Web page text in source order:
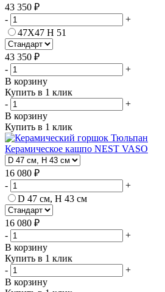
43 350 ₽
-
+
47Х47 H 51
43 350 ₽
-
+
В корзину
Купить в 1 клик
-
+
В корзину
Купить в 1 клик
Керамическое кашпо NEST VASO
16 080 ₽
-
+
D 47 см, H 43 см
16 080 ₽
-
+
В корзину
Купить в 1 клик
-
+
В корзину